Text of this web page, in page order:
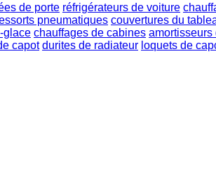
de porte réfrigérateurs de voiture
pneumatiques couvertures du
glace chauffages de cabines amortisseurs
capot durites de radiateur loquets de